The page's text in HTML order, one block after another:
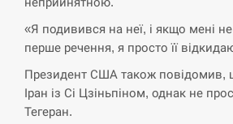
14:23
втрое, хотя у партнеров
СЕРПЕНЬ
14:10
У Румунії затоплять
«Я подивився на неї, і якщо мені
перше речення, я просто її
Президент США також повідомив,
Іран із Сі Цзіньпіном, однак не
Тегеран.